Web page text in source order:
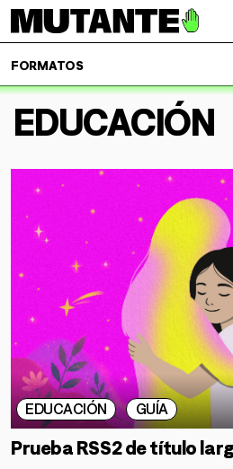
FORMATOS
EDUCACIÓN
EDUCACIÓN GUÍA
Prueba RSS2 de título